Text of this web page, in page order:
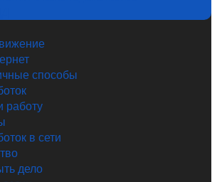
способы
работу
в сети
дело